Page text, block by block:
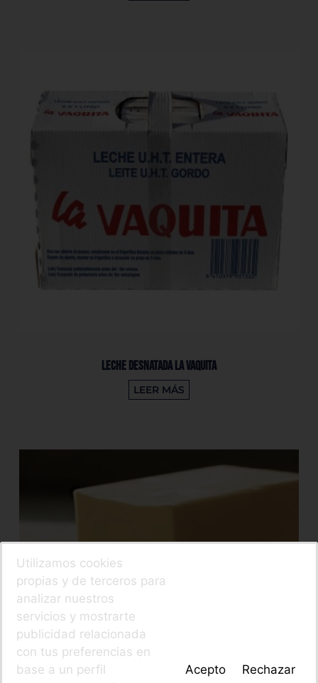
Leche Desnatada La Vaquita
LEER MÁS
Utilizamos cookies
propias y de terceros para
analizar nuestros
servicios y mostrarte
publicidad relacionada
con tus preferencias en
base a un perfil
Acepto Rechazar